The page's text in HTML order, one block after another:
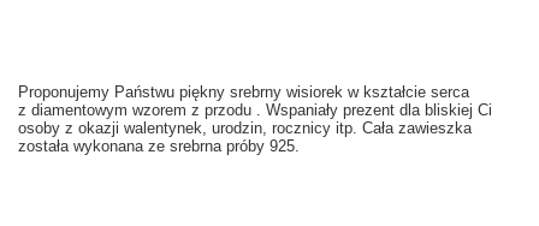
Proponujemy Państwu piękny srebrny wisiorek w kształcie serca
z diamentowym wzorem z przodu . Wspaniały prezent dla bliskiej Ci
osoby z okazji walentynek, urodzin, rocznicy itp. Cała zawieszka
została wykonana ze srebrna próby 925.